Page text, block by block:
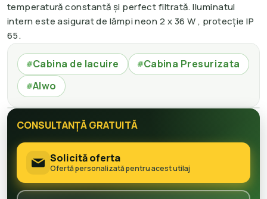
temperatură constantă și perfect filtrată. Iluminatul
intern este asigurat de lămpi neon 2 x 36 W , protecție IP
65.
#Cabina de lacuire #Cabina Presurizata
#Alwo
CONSULTANȚĂ GRATUITĂ
Solicită oferta
Ofertă personalizată pentru acest utilaj